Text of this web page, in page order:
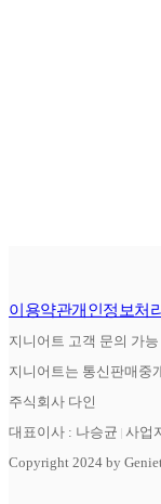
이용약관개인정보처
지니어트 고객 문의 가
지니어트는 통신판매중
주식회사 다인
대표이사 : 나승균 사업
Copyright 2024 by